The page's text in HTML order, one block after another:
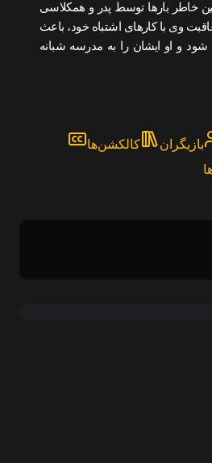
خاطر بارها توسط پدر و همکلاسی
وی با کارهای اشتباه خود، باعث
و او ایشان را به مدرسه شبانه
بازیگران
کالکشن‌ها